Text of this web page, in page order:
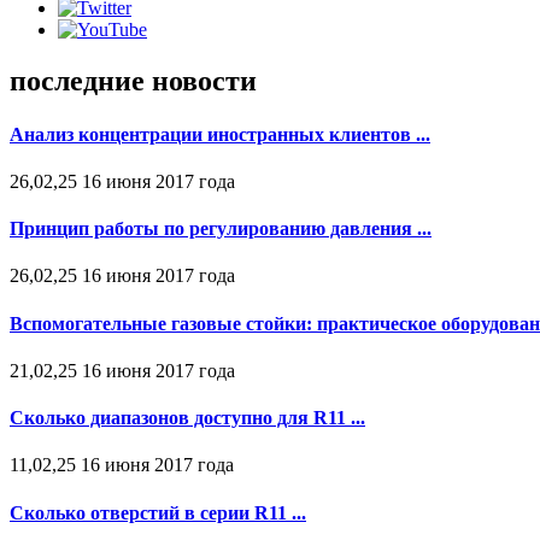
последние новости
Анализ концентрации иностранных клиентов ...
26,02,25 16 июня 2017 года
Принцип работы по регулированию давления ...
26,02,25 16 июня 2017 года
Вспомогательные газовые стойки: практическое
21,02,25 16 июня 2017 года
Сколько диапазонов доступно для R11 ...
11,02,25 16 июня 2017 года
Сколько отверстий в серии R11 ...